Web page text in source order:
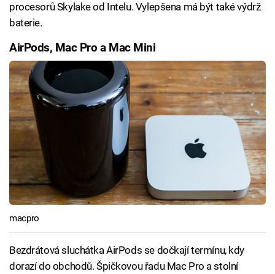
procesorů Skylake od Intelu. Vylepšena má být také výdrž
baterie.
AirPods, Mac Pro a Mac Mini
macpro
Bezdrátová sluchátka AirPods se dočkají termínu, kdy
dorazí do obchodů. Špičkovou řadu Mac Pro a stolní